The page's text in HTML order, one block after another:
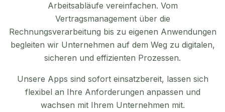
Arbeitsabläufe vereinfachen. Vom
Vertragsmanagement über die
Rechnungsverarbeitung bis zu eigenen Anwendungen
begleiten wir Unternehmen auf dem Weg zu digitalen,
sicheren und effizienten Prozessen.
Unsere Apps sind sofort einsatzbereit, lassen sich
flexibel an Ihre Anforderungen anpassen und
wachsen mit Ihrem Unternehmen mit.